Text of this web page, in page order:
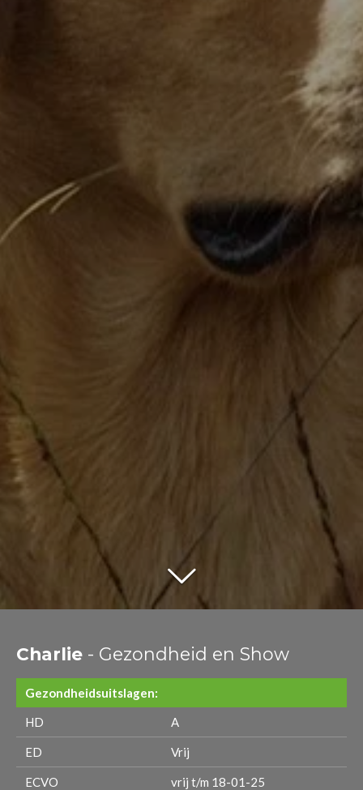
Charlie - Gezondheid en Show
Gezondheidsuitslagen:
HD
A
ED Vrij
ECVO vrij t/m 18-01-25